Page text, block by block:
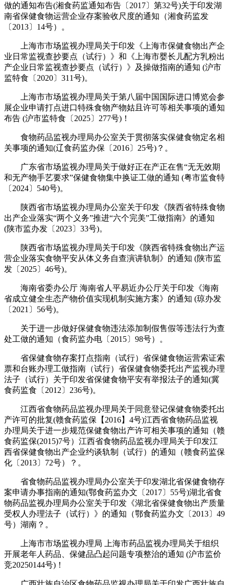
做的通知布告(湘食药监通知布告〔2017〕第32号)关于印发湖
南省保健食物运营企业存案验收尺度的通知（湘食药监发
〔2013〕14号）。
上海市市场监视办理局关于印发《上海市保健食物出产企
业日常监视查抄要点（试行）》和《上海市婴长儿配方乳粉出
产企业日常监视查抄要点（试行）》及操做指南的通知 (沪市
监特食〔2020〕311号)。
上海市市场监视办理局关于第八届中国国际进口博览会参
展企业申请打点进口特殊食物产物姑且许可等相关事项的通知
布告 (沪市监特食〔2025〕277号)！
食物药品监视办理局办公室关于贯彻落实保健食物定名相
关事项的通知(辽食药监办保〔2016〕25号)？。
广东省市场监视办理局关于做好正在产正在售“无无效期
和无产物手艺要求”保健食物集中换证工做的通知 (粤市监食特
〔2024〕540号)。
陕西省市场监视办理局办公室关于印发《陕西省特殊食物
出产企业落实“两个义务”推进“六个完美”工做指南》的通知
(陕市监办发〔2023〕33号)。
陕西省市场监视办理局关于印发《陕西省特殊食物出产运
营企业落实食物平安从体义务自查演讲轨制》的通知 (陕市监
发〔2025〕46号)。
海南省委办公厅 海南省人平易近办公厅关于印发《海南
省成立健全生态产物价值实现机制实施方案》的通知 (琼办发
〔2021〕56号)。
关于进一步做好保健食物违法添加制假售假等违法行为查
处工做的通知（食药监办电〔2015〕98号）。
省保健食物存案打点指南（试行）省保健食物运营索证索
票和台账办理工做指南（试行）省保健食物委托出产监视办理
法子（试行）关于印发省保健食物平安有举报法子的通知(冀
食药监食〔2012〕236号)。
江西省食物药品监视办理局关于同意登记保健食物委托出
产许可的批复(赣食药监保【2016】4号)江西省食物药品监视
办理局关于进一步规范保健食物出产许可相关事项的通知（赣
食药监保(2015)7号）江西省食物药品监视办理局关于印发江
西省保健食物出产企业约谈轨制（试行）的通知（赣食药监保
化〔2013〕72号）？。
省食物药品监视办理局办公室关于印发湖北省保健食物存
案申请办事指南的通知(鄂食药监办文〔2017〕55号)湖北省食
物药品监视办理局办公室关于印发《湖北省保健食物出产质量
受权人办理法子（试行）》的通知（鄂食药监办文〔2013〕49
号）湖南？。
上海市市场监视办理局 上海市药品监视办理局关于组织
开展老年人药品、保健品凸起问题专项整治的通知 (沪市监价
竞20250144号)！